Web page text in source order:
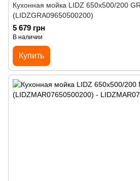
Кухонная мойка LIDZ 650x500/200
(LIDZGRA09650500200)
5 679 грн
В наличии
Купить